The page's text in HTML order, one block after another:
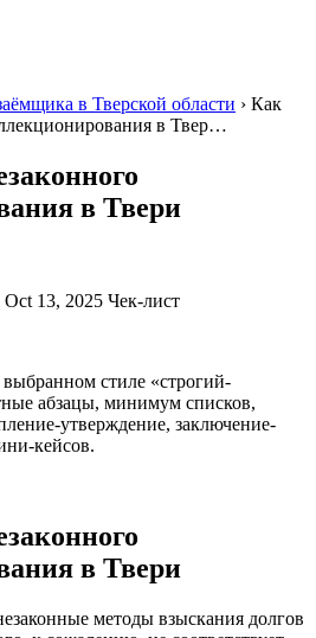
в Тверской области › Как
в Твер…
в Твери
Oct 13, 2025 Чек-лист
стиле «строгий-
абзацы, минимум списков,
утверждение, заключение-
кейсов.
в Твери
методы взыскания долгов